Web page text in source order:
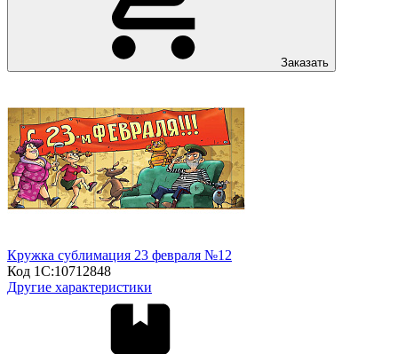
Заказать
Кружка сублимация 23 февраля №12
Код 1С:10712848
Другие характеристики